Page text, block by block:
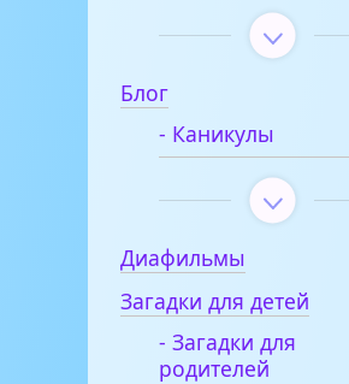
Блог
- Каникулы
Диафильмы
Загадки для детей
- Загадки для
родителей